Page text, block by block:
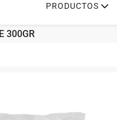
PRODUCTOS
300GR